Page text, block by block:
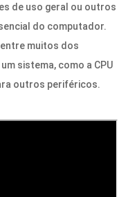
de uso geral ou outros
do computador.
muitos dos
sistema, como a CPU
outros periféricos.